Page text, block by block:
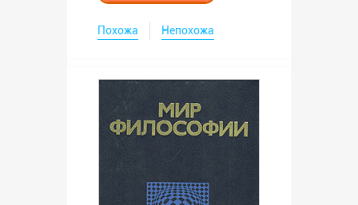
Похожа Непохожа